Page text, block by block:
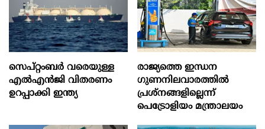
സെപ്റ്റംബർ വരെയുള്ള
എൽഎൻജി വിതരണം
ഉറപ്പാക്കി ഇന്ത്യ
രാജ്യത്തെ ഇന്ധന
ഗുണനിലവാരത്തില്‍
പ്രശ്‌നങ്ങളില്ലെന്ന്
പെട്രോളിയം മന്ത്രാലയം